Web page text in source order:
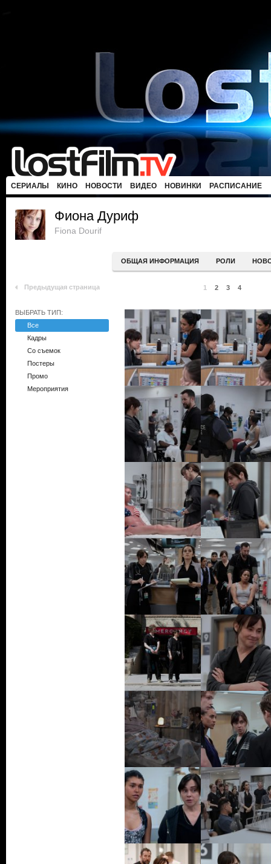
СЕРИАЛЫ КИНО НОВОСТИ ВИДЕО НОВИНКИ РАСПИСАНИЕ
Фиона Дуриф
Fiona Dourif
ОБЩАЯ ИНФОРМАЦИЯ РОЛИ
Предыдущая страница 1 2 3 4
ВЫБРАТЬ ТИП:
Все
Кадры
Со съемок
Постеры
Промо
Мероприятия